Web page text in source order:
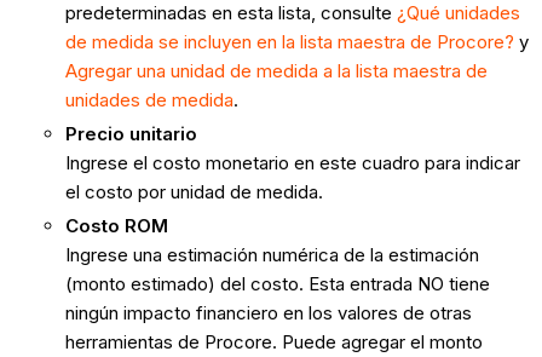
predeterminadas en esta lista, consulte ¿Qué unidades
de medida se incluyen en la lista maestra de Procore? y
Agregar una unidad de medida a la lista maestra de
unidades de medida.
Precio unitario
Ingrese el costo monetario en este cuadro para indicar
el costo por unidad de medida.
Costo ROM
Ingrese una estimación numérica de la estimación
(monto estimado) del costo. Esta entrada NO tiene
ningún impacto financiero en los valores de otras
herramientas de Procore. Puede agregar el monto